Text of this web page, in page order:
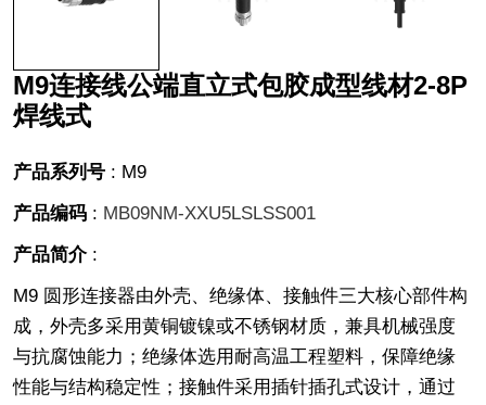
M9连接线公端直立式包胶成型线材2-8P
焊线式
产品系列号 : M9
产品编码 : MB09NM-XXU5LSLSS001
产品简介:
M9 圆形连接器由外壳、绝缘体、接触件三大核心部件构
成，外壳多采用黄铜镀镍或不锈钢材质，兼具机械强度
与抗腐蚀能力；绝缘体选用耐高温工程塑料，保障绝缘
性能与结构稳定性；接触件采用插针插孔式设计，通过